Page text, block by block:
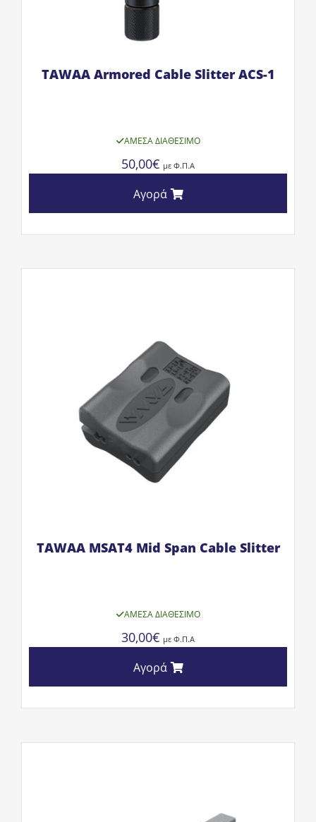
TAWAA Armored Cable Slitter ACS-1
ΆΜΕΣΑ ΔΙΑΘΈΣΙΜΟ
50,00€ με Φ.Π.Α
Αγορά
TAWAA MSAT4 Mid Span Cable Slitter
ΆΜΕΣΑ ΔΙΑΘΈΣΙΜΟ
30,00€ με Φ.Π.Α
Αγορά